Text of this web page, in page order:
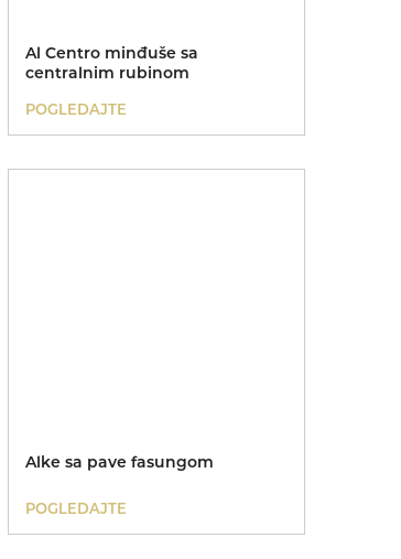
Al Centro minđuše sa
centralnim rubinom
POGLEDAJTE
Alke sa pave fasungom
POGLEDAJTE